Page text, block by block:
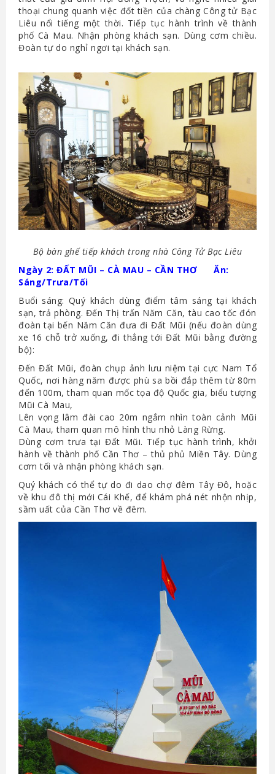
thoại chung quanh việc đốt tiền của chàng Công tử Bạc
Liêu nổi tiếng một thời. Tiếp tục hành trình về thành
phố Cà Mau. Nhận phòng khách sạn. Dùng cơm chiều.
Đoàn tự do nghỉ ngơi tại khách sạn.
Bộ bàn ghế tiếp khách trong nhà Công Tử Bạc Liêu
Ngày 2: ĐẤT MŨI – CÀ MAU – CẦN THƠ Ăn:
Sáng/Trưa/Tối
Buổi sáng: Quý khách dùng điểm tâm sáng tại khách
sạn, trả phòng. Đến Thị trấn Năm Căn, tàu cao tốc đón
đoàn tại bến Năm Căn đưa đi Đất Mũi (nếu đoàn dùng
xe 16 chỗ trở xuống, đi thẳng tới Đất Mũi bằng đường
bộ):
Đến Đất Mũi, đoàn chụp ảnh lưu niệm tại cực Nam Tổ
Quốc, nơi hàng năm được phù sa bồi đắp thêm từ 80m
đến 100m, tham quan mốc tọa độ Quốc gia, biểu tượng
Mũi Cà Mau,
Lên vọng lâm đài cao 20m ngắm nhìn toàn cảnh Mũi
Cà Mau, tham quan mô hình thu nhỏ Làng Rừng.
Dùng cơm trưa tại Đất Mũi. Tiếp tục hành trình, khởi
hành về thành phố Cần Thơ – thủ phủ Miền Tây. Dùng
cơm tối và nhận phòng khách sạn.
Quý khách có thể tự do đi dao chợ đêm Tây Đô, hoặc
về khu đô thị mới Cái Khế, để khám phá nét nhộn nhịp,
sầm uất của Cần Thơ về đêm.